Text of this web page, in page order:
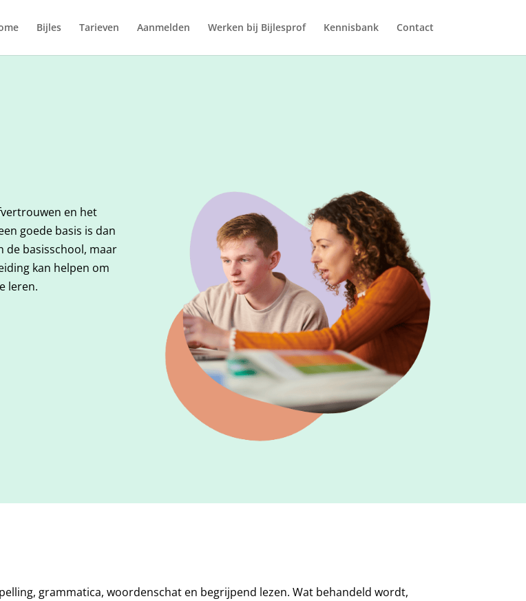
Bijles Tarieven Aanmelden Werken bij Bijlesprof Kennisbank Contact
en het
goede basis is dan
de basisschool, maar
kan helpen om
leren.
grammatica, woordenschat en begrijpend lezen. Wat behandeld wordt,